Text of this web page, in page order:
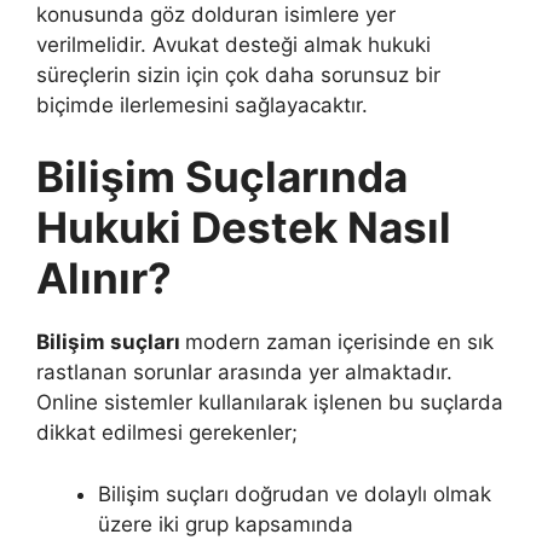
konusunda göz dolduran isimlere yer
verilmelidir. Avukat desteği almak hukuki
süreçlerin sizin için çok daha sorunsuz bir
biçimde ilerlemesini sağlayacaktır.
Bilişim Suçlarında
Hukuki Destek Nasıl
Alınır?
Bilişim suçları modern zaman içerisinde en sık
rastlanan sorunlar arasında yer almaktadır.
Online sistemler kullanılarak işlenen bu suçlarda
dikkat edilmesi gerekenler;
Bilişim suçları doğrudan ve dolaylı olmak
üzere iki grup kapsamında